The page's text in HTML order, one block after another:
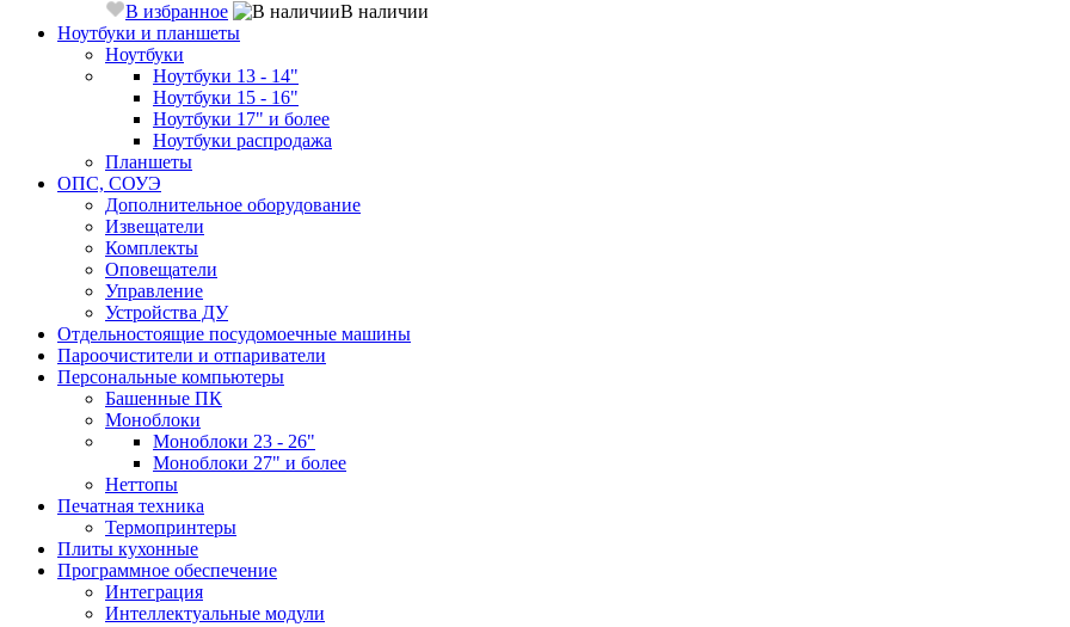
В избранное
В наличии
Ноутбуки и планшеты
Ноутбуки
Ноутбуки 13 - 14"
Ноутбуки 15 - 16"
Ноутбуки 17" и более
Ноутбуки распродажа
Планшеты
ОПС, СОУЭ
Дополнительное оборудование
Извещатели
Комплекты
Оповещатели
Управление
Устройства ДУ
Отдельностоящие посудомоечные машины
Пароочистители и отпариватели
Персональные компьютеры
Башенные ПК
Моноблоки
Моноблоки 23 - 26"
Моноблоки 27" и более
Неттопы
Печатная техника
Термопринтеры
Плиты кухонные
Программное обеспечение
Интеграция
Интеллектуальные модули